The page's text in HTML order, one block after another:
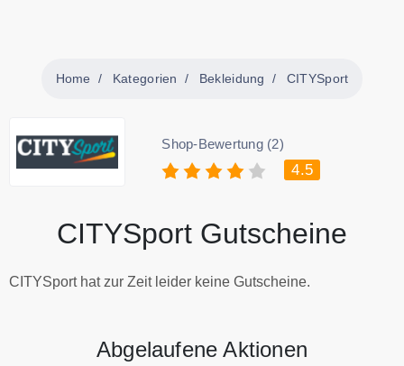
Home Kategorien Bekleidung CITYSport
Shop-Bewertung (2)
4.5
CITYSport Gutscheine
CITYSport hat zur Zeit leider keine Gutscheine.
Abgelaufene Aktionen